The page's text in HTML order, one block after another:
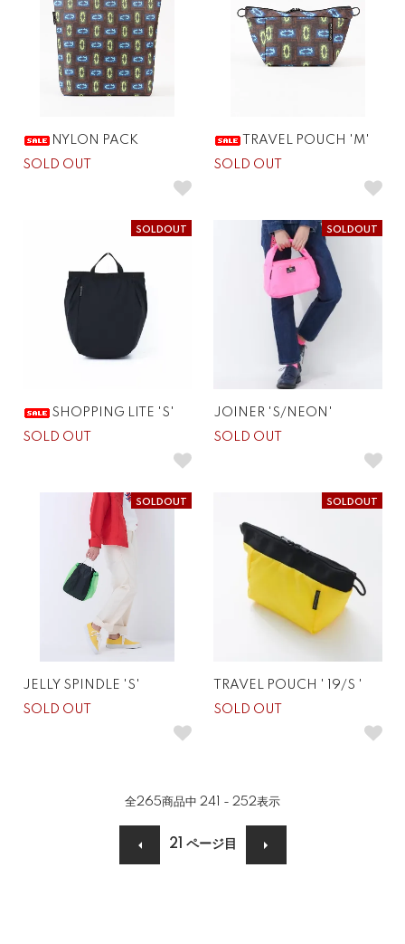
NYLON PACK
SOLD OUT
TRAVEL POUCH 'M'
SOLD OUT
SOLDOUT
SHOPPING LITE 'S'
SOLD OUT
SOLDOUT
JOINER 'S/NEON'
SOLD OUT
SOLDOUT
JELLY SPINDLE 'S'
SOLD OUT
SOLDOUT
TRAVEL POUCH ' 19/S '
SOLD OUT
全265商品中 241 - 252表示
21 ページ目